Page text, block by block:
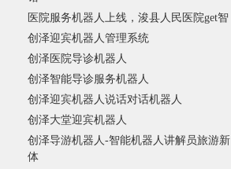
医院服务机器人上线，浚县人民医院get智
创泽迎宾机器人管理系统
创泽医院导诊机器人
创泽智能导诊服务机器人
创泽迎宾机器人说话对话机器人
创泽大堂迎宾机器人
创泽导游机器人-智能机器人讲解员旅游新
体